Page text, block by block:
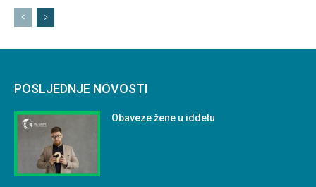
POSLJEDNJE NOVOSTI
Obaveze žene u iddetu